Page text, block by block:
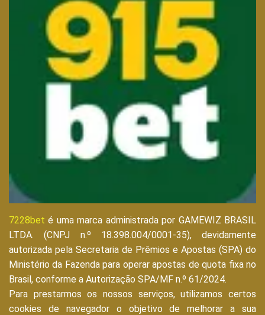
7228bet é uma marca administrada por GAMEWIZ BRASIL
LTDA. (CNPJ n.º 18.398.004/0001-35), devidamente
autorizada pela Secretaria de Prêmios e Apostas (SPA) do
Ministério da Fazenda para operar apostas de quota fixa no
Brasil, conforme a Autorização SPA/MF n.º 61/2024.
Para prestarmos os nossos serviços, utilizamos certos
cookies de navegador o objetivo de melhorar a sua